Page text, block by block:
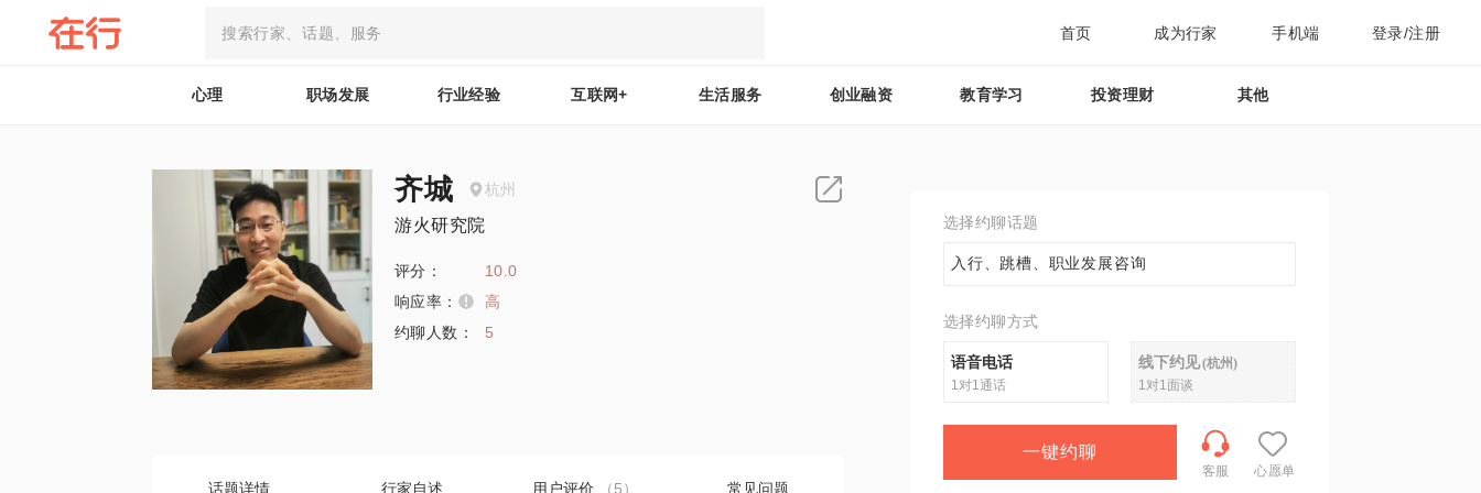
首页 成为行家 手机端 登录/注册
心理 职场发展 行业经验 互联网+ 生活服务 创业融资 教育学习 投资理财 其他
齐城 杭州
游火研究院
评分：
10.0
响应率：
高
约聊人数：
5
话题详情 行家自述 用户评价 （5） 常见问题
选择约聊话题
入行、跳槽、职业发展咨询
选择约聊方式
语音电话
1对1通话
线下约见(杭州)
1对1面谈
一键约聊
客服 心愿单